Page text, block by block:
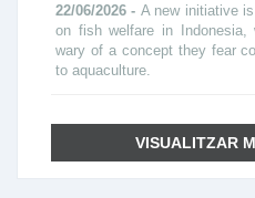
22/06/2026 - A new initiative
on fish welfare in Indonesia,
wary of a concept they fear
to aquaculture.
VISUALITZAR